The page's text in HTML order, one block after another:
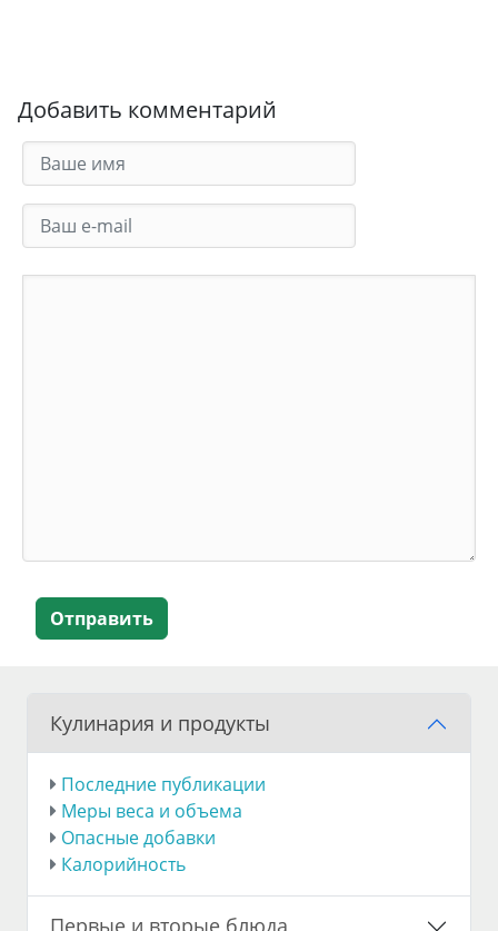
Добавить комментарий
Отправить
Кулинария и продукты
Последние публикации
Меры веса и объема
Опасные добавки
Калорийность
Первые и вторые блюда